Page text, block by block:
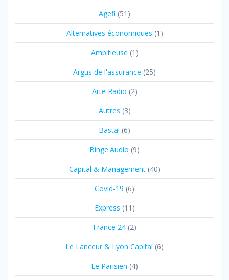
Agefi (51)
Alternatives économiques (1)
Ambitieuse (1)
Argus de l'assurance (25)
Arte Radio (2)
Autres (3)
Basta! (6)
Binge.Audio (9)
Capital & Management(40)
Covid-19 (6)
Express (11)
France 24(2)
Le Lanceur & Lyon Capital (6)
Le Parisien (4)